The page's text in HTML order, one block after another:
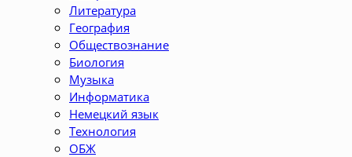
Литература
География
Обществознание
Биология
Музыка
Информатика
Немецкий язык
Технология
ОБЖ